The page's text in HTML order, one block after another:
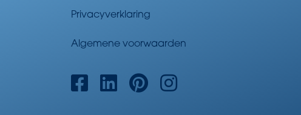
Privacyverklaring
Algemene voorwaarden